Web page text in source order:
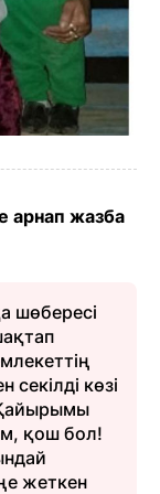
арнап жазба
шөбересі
көзі
Қайырымы
қош бол!
жеткен